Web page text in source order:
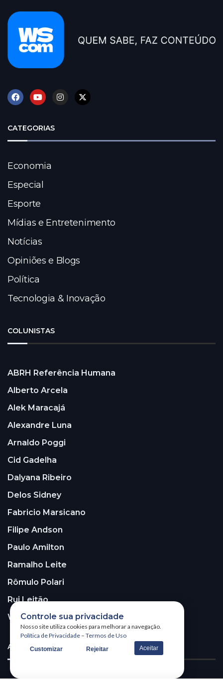
CATEGORIAS
Economia
Especial
Esporte
Mídias e Entretenimento
Notícias
Opiniões e Blogs
Política
Tecnologia & Inovação
COLUNISTAS
ABRH Referência Humana
Alberto Arcela
Alek Maracajá
Alexandre Luna
Arnaldo Poggi
Cid Gadelha
Dalyana Ribeiro
Delos Sidney
Fabricio Marsicano
Filipe Andson
Paulo Amilton
Ramalho Leite
Rômulo Polari
Rui Leitão
Walter Santos
ASSINE A NOSSA NEWSLETTER!
Controle sua privacidade
Nosso site utiliza cookies para melhorar a navegação.
Política de Privacidade – Termos de Uso
Customizar Rejeitar Aceitar